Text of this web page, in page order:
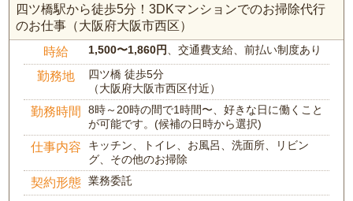
四ツ橋駅から徒歩5分！3DKマンションでのお掃除代行
のお仕事（大阪府大阪市西区）
時給 1,500〜1,860円、交通費支給、前払い制度あり
勤務地
四ツ橋 徒歩5分
（大阪府大阪市西区付近）
勤務時間
8時～20時の間で1時間〜、好きな日に働くこと
が可能です。(候補の日時から選択)
仕事内容
キッチン、トイレ、お風呂、洗面所、リビン
グ、その他のお掃除
契約形態 業務委託